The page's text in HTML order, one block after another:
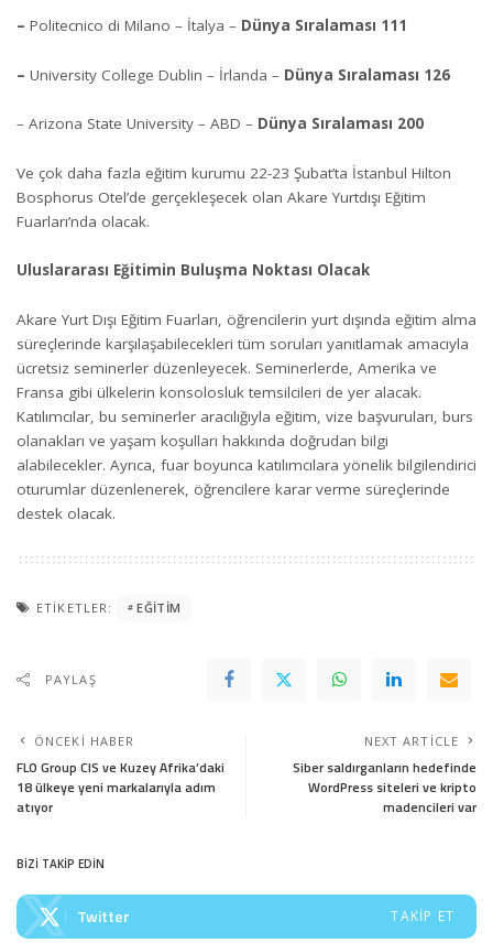
– Politecnico di Milano – İtalya – Dünya Sıralaması 111
– University College Dublin – İrlanda – Dünya Sıralaması 126
– Arizona State University – ABD – Dünya Sıralaması 200
Ve çok daha fazla eğitim kurumu 22-23 Şubat’ta İstanbul Hilton
Bosphorus Otel’de gerçekleşecek olan Akare Yurtdışı Eğitim
Fuarları’nda olacak.
Uluslararası Eğitimin Buluşma Noktası Olacak
Akare Yurt Dışı Eğitim Fuarları, öğrencilerin yurt dışında eğitim alma
süreçlerinde karşılaşabilecekleri tüm soruları yanıtlamak amacıyla
ücretsiz seminerler düzenleyecek. Seminerlerde, Amerika ve
Fransa gibi ülkelerin konsolosluk temsilcileri de yer alacak.
Katılımcılar, bu seminerler aracılığıyla eğitim, vize başvuruları, burs
olanakları ve yaşam koşulları hakkında doğrudan bilgi
alabilecekler. Ayrıca, fuar boyunca katılımcılara yönelik bilgilendirici
oturumlar düzenlenerek, öğrencilere karar verme süreçlerinde
destek olacak.
ETIKETLER: EĞITIM
PAYLAŞ
ÖNCEKI HABER
FLO Group CIS ve Kuzey Afrika’daki
18 ülkeye yeni markalarıyla adım
atıyor
NEXT ARTICLE
Siber saldırganların hedefinde
WordPress siteleri ve kripto
madencileri var
BİZİ TAKİP EDİN
Twitter TAKIP ET